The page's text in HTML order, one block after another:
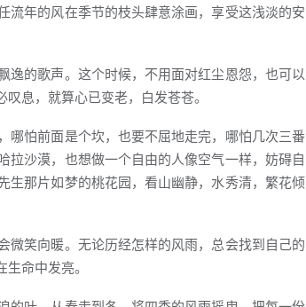
流年的风在季节的枝头肆意涂画，享受这浅淡的安
的歌声。这个时候，不用面对红尘恩怨，也可以
息，就算心已变老，白发苍苍。
哪怕前面是个坎，也要不屈地走完，哪怕几次三番
拉沙漠，也想做一个自由的人像空气一样，妨碍自
生那片如梦的桃花园，看山幽静，水秀清，繁花倾
笑向暖。无论历经怎样的风雨，总会找到自己的
命中发亮。